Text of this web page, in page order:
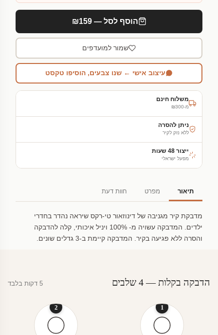
הוסף לסל — ₪159
שמור למועדפים
עיצוב אישי ← שנו צבעים, הוסיפו טקסט
משלוח חינם
מ-₪300
ניתן להסרה
ללא נזק לקיר
ייצור 48 שעות
מפעל ישראלי
תיאור מפרט חוות דעת
מדבקת קיר מגניבה של דינוזאור טי-רקס שיראה נהדר בחדרי
ילדים. המדבקה עשויה מ- 100% ויניל איכותי, קלה להדבקה
והסרה ללא פגיעה בקיר. המדבקה קיימת ב-3 גדלים שונים.
הדבקה בקלות — 4 שלבים 5 דקות בלבד
1
2